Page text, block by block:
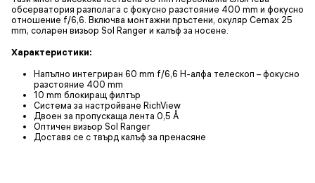
обсерватория разполага с фокусно разстояние 400 mm и фокусно
отношение f/6,6. Включва монтажни пръстени, окуляр Cemax 25
mm, соларен визьор Sol Ranger и калъф за носене.
Характеристики:
Напълно интегриран 60 mm f/6,6 H-алфа телескоп – фокусно
разстояние 400 mm
10 mm блокиращ филтър
Система за настройване RichView
Двоен за пропускаща лента 0,5 Å
Оптичен визьор Sol Ranger
Доставя се с твърд калъф за пренасяне